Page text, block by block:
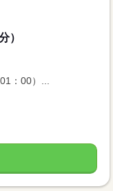
）
：00）...